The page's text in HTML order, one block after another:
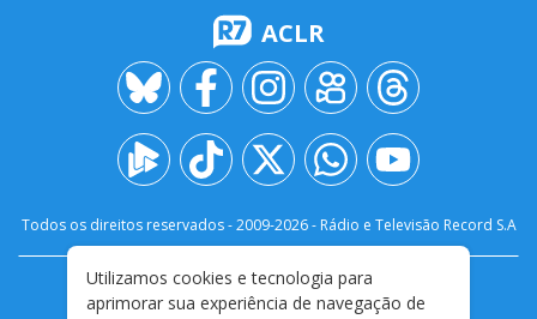
ACLR
Todos os direitos reservados - 2009-2026- Rádio e Televisão Record S.A
FALE CONOSCO
PRIVACIDADE
Utilizamos cookies e tecnologia para
aprimorar sua experiência de navegação de